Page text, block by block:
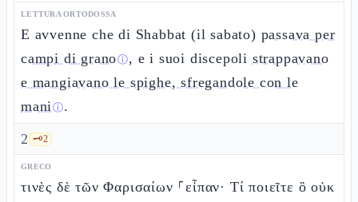
LETTURA ORTODOSSA
E avvenne che di Shabbat (il sabato) passava per
campi di granoⓘ, e i suoi discepoli strappavano
e mangiavano le spighe, sfregandole con le
maniⓘ.
2 🗝️2
GRECO
τινὲς δὲ τῶν Φαρισαίων ⸀εἶπαν· Τί ποιεῖτε ὃ οὐκ